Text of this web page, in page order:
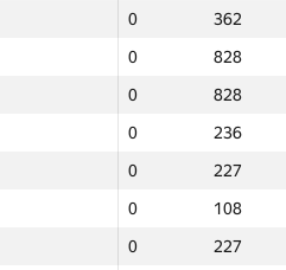
0
362
0
828
0
828
0
236
0
227
0
108
0
227
0
362
0
828
0
828
0
236
0
227
0
108
0
227